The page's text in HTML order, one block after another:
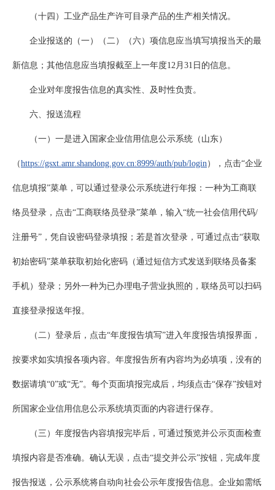
（十四）工业产品生产许可目录产品的生产相关情况。
企业报送的（一）（二）（六）项信息应当填写填报当天的最
新信息；其他信息应当填报截至上一年度12月31日的信息。
企业对年度报告信息的真实性、及时性负责。
六、报送流程
（一）一是进入国家企业信用信息公示系统（山东）
（https://gsxt.amr.shandong.gov.cn:8999/auth/pub/login），点击“企业
信息填报”菜单，可以通过登录公示系统进行年报：一种为工商联
络员登录，点击“工商联络员登录”菜单，输入“统一社会信用代码/
注册号”，凭自设密码登录填报；若是首次登录，可通过点击“获取
初始密码”菜单获取初始化密码（通过短信方式发送到联络员备案
手机）登录；另外一种为已办理电子营业执照的，联络员可以扫码
直接登录报送年报。
（二）登录后，点击“年度报告填写”进入年度报告填报界面，
按要求如实填报各项内容。年度报告所有内容均为必填项，没有的
数据请填“0”或“无”。每个页面填报完成后，均须点击“保存”按钮对
所国家企业信用信息公示系统填页面的内容进行保存。
（三）年度报告内容填报完毕后，可通过预览并公示页面检查
填报内容是否准确。确认无误，点击“提交并公示”按钮，完成年度
报告报送，公示系统将自动向社会公示年度报告信息。企业如需纸